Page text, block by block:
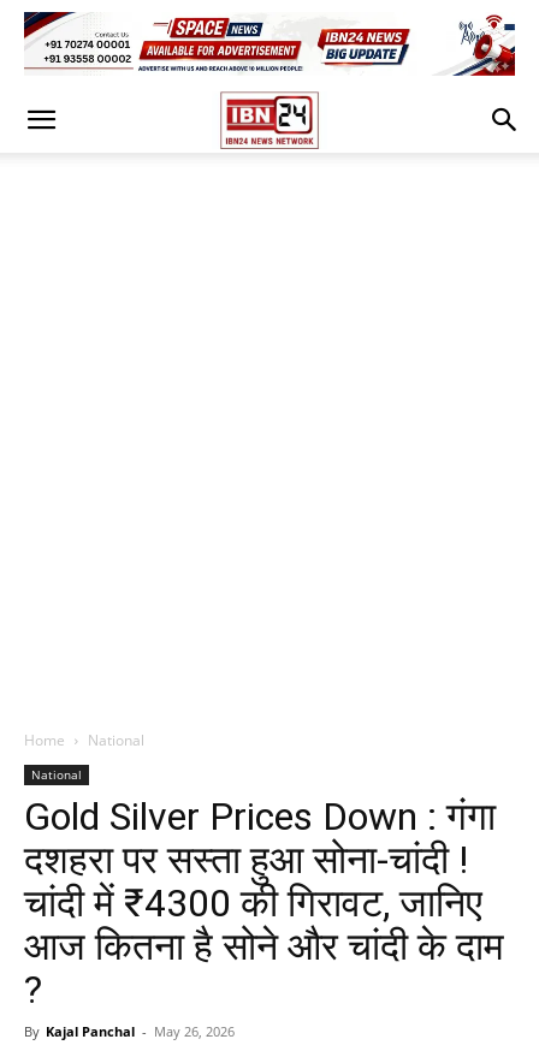
Home National
National
Gold Silver Prices Down : गंगा
दशहरा पर सस्ता हुआ सोना-चांदी !
चांदी में ₹4300 की गिरावट, जानिए
आज कितना है सोने और चांदी के दाम
?
By Kajal Panchal - May 26, 2026